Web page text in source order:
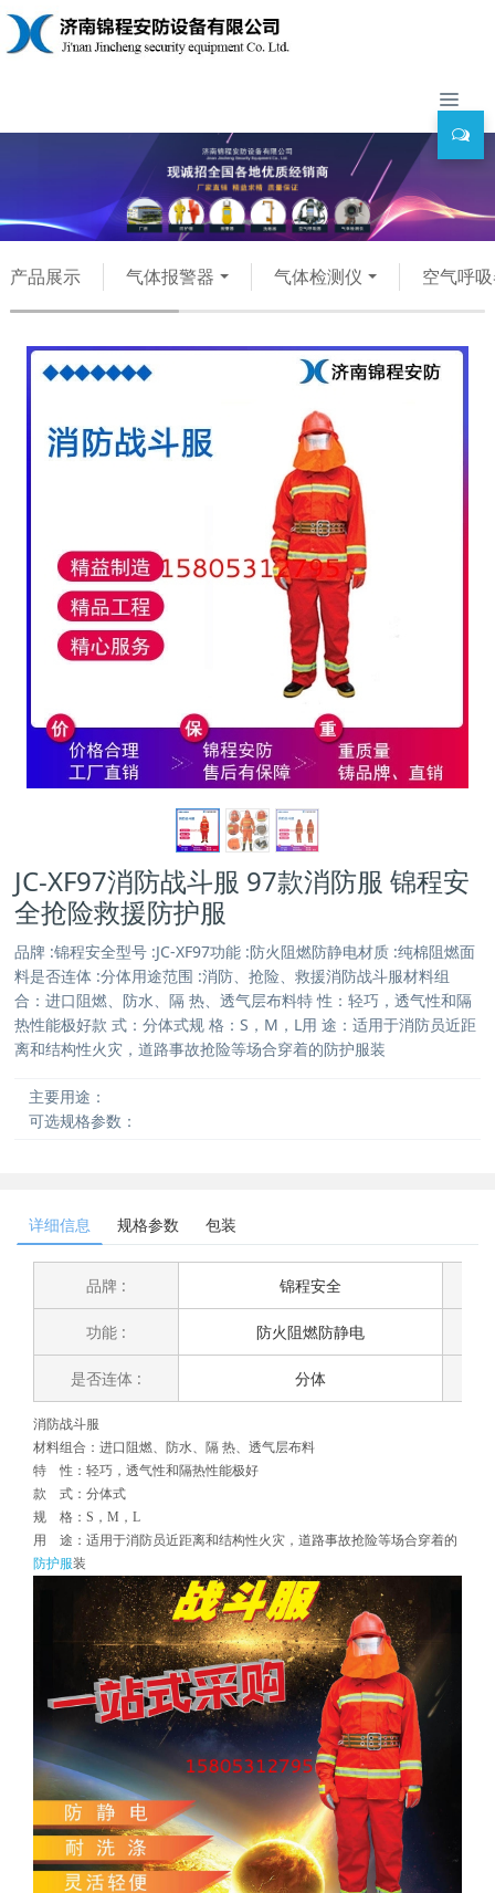
产品展示 气体报警器 气体检测仪 空气呼
JC-XF97消防战斗服 97款消防服 锦程安
全抢险救援防护服
品牌 :锦程安全型号 :JC-XF97功能 :防火阻燃防静电材质 :纯棉阻燃面
料是否连体 :分体用途范围 :消防、抢险、救援消防战斗服材料组
合：进口阻燃、防水、隔 热、透气层布料特 性：轻巧，透气性和隔
热性能极好款 式：分体式规 格：S，M，L用 途：适用于消防员近距
离和结构性火灾，道路事故抢险等场合穿着的防护服装
主要用途：
可选规格参数：
详细信息 规格参数 包装
品牌 : 锦程安全
功能 : 防火阻燃防静电
是否连体 : 分体
消防战斗服
材料组合：进口阻燃、防水、隔 热、透气层布料
特 性：轻巧，透气性和隔热性能极好
款 式：分体式
规 格：S，M，L
用 途：适用于消防员近距离和结构性火灾，道路事故抢险等场合穿着的
防护服装